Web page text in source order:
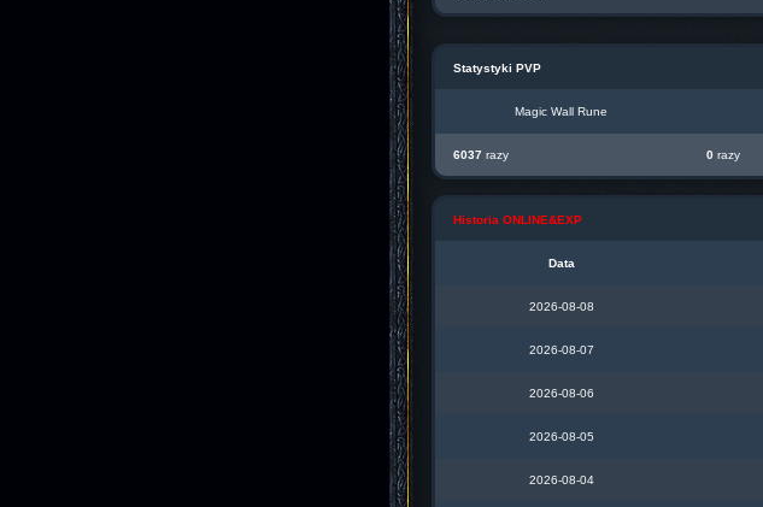
Statystyki PVP
Magic Wall Rune
6037 razy 0 razy
Historia ONLINE&EXP
Data
2026-08-08
2026-08-07
2026-08-06
2026-08-05
2026-08-04